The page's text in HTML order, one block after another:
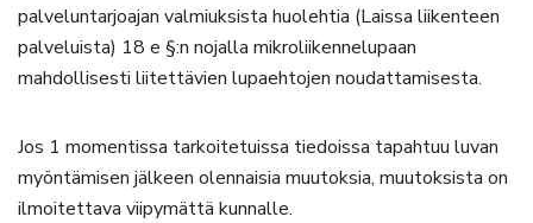
palveluntarjoajan valmiuksista huolehtia (Laissa liikenteen
palveluista) 18 e §:n nojalla mikroliikennelupaan
mahdollisesti liitettävien lupaehtojen noudattamisesta.
Jos 1 momentissa tarkoitetuissa tiedoissa tapahtuu luvan
myöntämisen jälkeen olennaisia muutoksia, muutoksista on
ilmoitettava viipymättä kunnalle.